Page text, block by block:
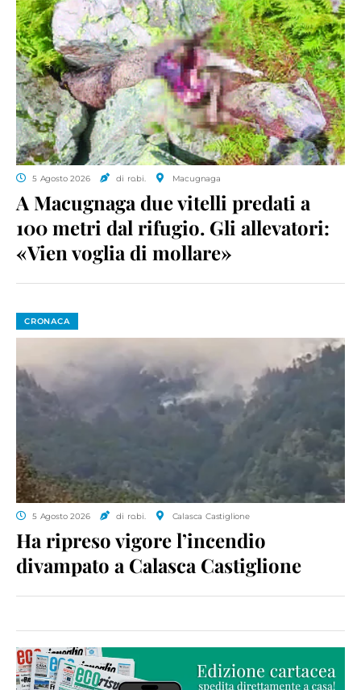
5 Agosto 2026 di ro.bi. Macugnaga
A Macugnaga due vitelli predati a
100 metri dal rifugio. Gli allevatori:
«Vien voglia di mollare»
CRONACA
5 Agosto 2026 di ro.bi. Calasca Castiglione
Ha ripreso vigore l’incendio
divampato a Calasca Castiglione